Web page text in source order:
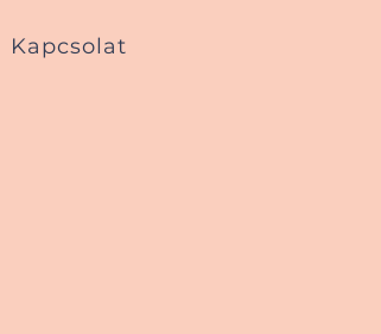
Kapcsolat